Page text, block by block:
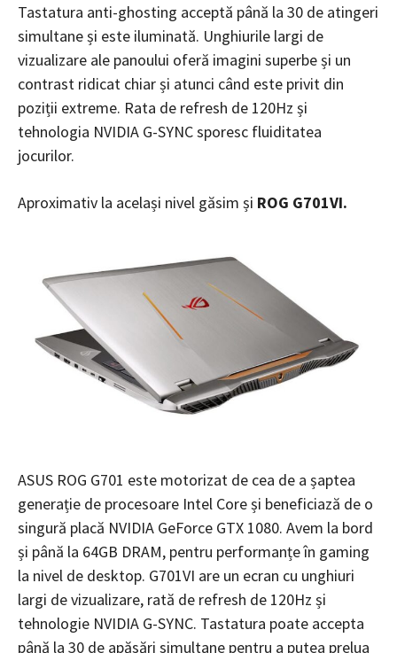
Tastatura anti-ghosting acceptă până la 30 de atingeri
simultane și este iluminată. Unghiurile largi de
vizualizare ale panoului oferă imagini superbe și un
contrast ridicat chiar și atunci când este privit din
poziții extreme. Rata de refresh de 120Hz și
tehnologia NVIDIA G-SYNC sporesc fluiditatea
jocurilor.
Aproximativ la același nivel găsim și ROG G701VI.
ASUS ROG G701 este motorizat de cea de a șaptea
generație de procesoare Intel Core și beneficiază de o
singură placă NVIDIA GeForce GTX 1080. Avem la bord
și până la 64GB DRAM, pentru performanțe în gaming
la nivel de desktop. G701VI are un ecran cu unghiuri
largi de vizualizare, rată de refresh de 120Hz și
tehnologie NVIDIA G-SYNC. Tastatura poate accepta
până la 30 de apăsări simultane pentru a putea prelua